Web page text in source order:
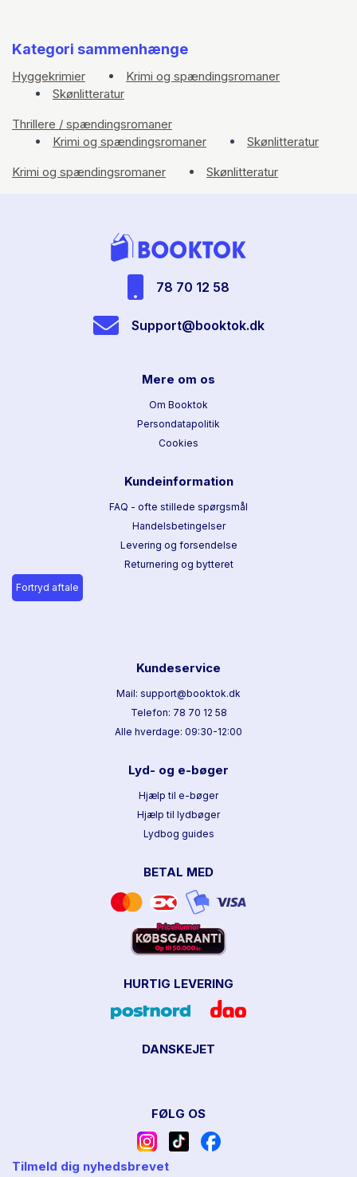
Kategori sammenhænge
Hyggekrimier
Krimi og spændingsromaner
Skønlitteratur
Thrillere / spændingsromaner
Krimi og spændingsromaner
Skønlitteratur
Krimi og spændingsromaner
Skønlitteratur
78 70 12 58
Support@booktok.dk
Mere om os
Om Booktok
Persondatapolitik
Cookies
Kundeinformation
FAQ - ofte stillede spørgsmål
Handelsbetingelser
Levering og forsendelse
Returnering og bytteret
Fortryd aftale
Kundeservice
Mail: support@booktok.dk
Telefon: 78 70 12 58
Alle hverdage: 09:30-12:00
Lyd- og e-bøger
Hjælp til e-bøger
Hjælp til lydbøger
Lydbog guides
BETAL MED
HURTIG LEVERING
DANSKEJET
FØLG OS
Tilmeld dig nyhedsbrevet